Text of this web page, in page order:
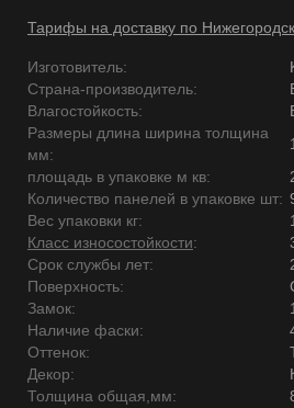
Тарифы на доставку по
Изготовитель:
Страна-производитель:
Влагостойкость:
Размеры длина ширина толщина
мм:
площадь в упаковке м кв:
Количество панелей в упаковке шт:
Вес упаковки кг:
Класс износостойкости:
Срок службы лет:
Поверхность:
Замок:
Наличие фаски:
Оттенок:
Декор:
Толщина общая,мм: